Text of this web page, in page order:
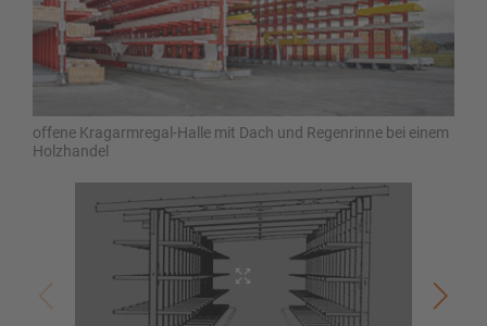
offene Kragarmregal-Halle mit Dach und Regenrinne bei einem
Holzhandel